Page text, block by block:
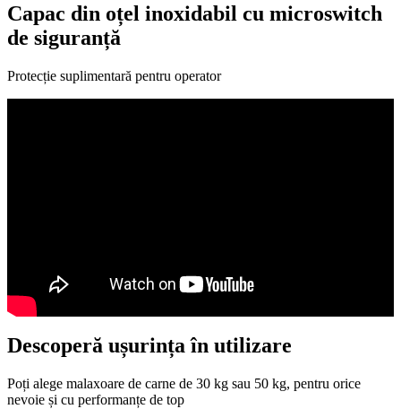
Capac din oțel inoxidabil cu microswitch
de siguranță
Protecție suplimentară pentru operator
Descoperă ușurința în utilizare
Poți alege malaxoare de carne de 30 kg sau 50 kg, pentru orice
nevoie și cu performanțe de top